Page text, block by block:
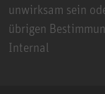
unwirksam sein
übrigen
Internal